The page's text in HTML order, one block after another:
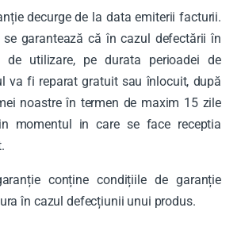
decurge de la data emiterii facturii.
garantează că în cazul defectării în
de utilizare, pe durata perioadei de
va fi reparat gratuit sau înlocuit, după
noastre în termen de maxim 15 zile
momentul in care se face receptia
conține condițiile de garanție
în cazul defecțiunii unui produs.